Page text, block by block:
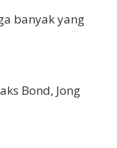
banyak yang
Bond, Jong